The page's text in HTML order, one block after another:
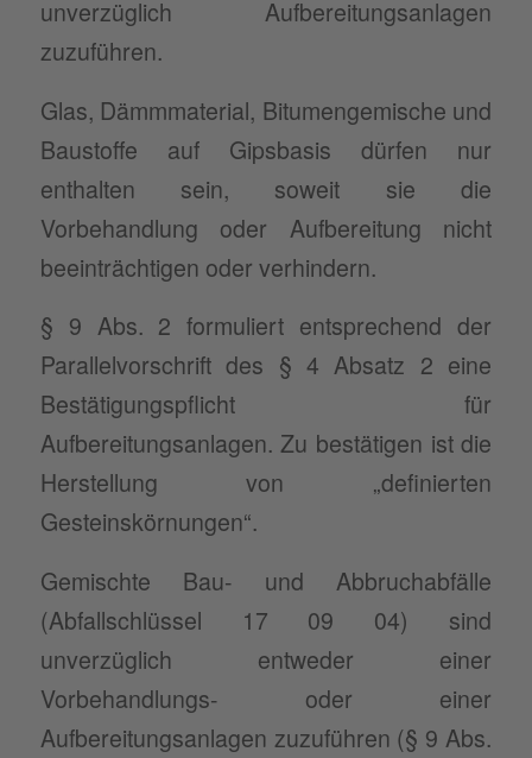
unverzüglich Aufbereitungsanlagen
zuzuführen.
Glas, Dämmmaterial, Bitumengemische und
Baustoffe auf Gipsbasis dürfen nur
enthalten sein, soweit sie die
Vorbehandlung oder Aufbereitung nicht
beeinträchtigen oder verhindern.
§ 9 Abs. 2 formuliert entsprechend der
Parallelvorschrift des § 4 Absatz 2 eine
Bestätigungspflicht für
Aufbereitungsanlagen. Zu bestätigen ist die
Herstellung von „definierten
Gesteinskörnungen“.
Gemischte Bau- und Abbruchabfälle
(Abfallschlüssel 17 09 04) sind
unverzüglich entweder einer
Vorbehandlungs- oder einer
Aufbereitungsanlagen zuzuführen (§ 9 Abs.